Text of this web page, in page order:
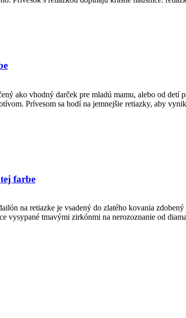
ako vhodný darček pre mladú mamu, alebo od
Prívesom sa hodí na jemnejšie retiazky, aby
farbe
na retiazke je vsadený do zlatého kovania
vysypané tmavými zirkónmi na nerozoznanie od